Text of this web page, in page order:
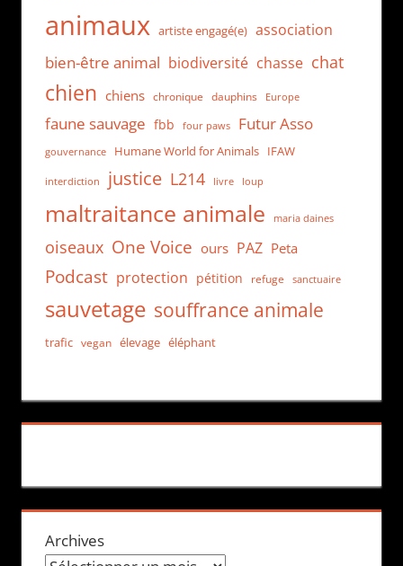
animaux artiste engagé(e) association
bien-être animal biodiversité chasse chat
chien chiens chronique dauphins Europe
faune sauvage fbb four paws Futur Asso
gouvernance Humane World for Animals IFAW
interdiction justice L214 livre loup
maltraitance animale maria daines
oiseaux One Voice ours PAZ Peta
Podcast protection pétition refuge sanctuaire
sauvetage souffrance animale
trafic vegan élevage éléphant
Archives